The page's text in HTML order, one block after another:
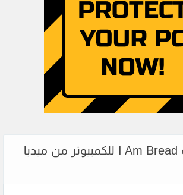
تحميل لعبة I Am Bread للكمبيوتر من ميديا